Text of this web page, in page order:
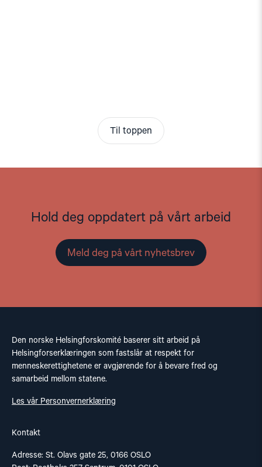
Til toppen
Hold deg oppdatert på vårt arbeid
Meld deg på vårt nyhetsbrev
Den norske Helsingforskomité baserer sitt arbeid på
Helsingforserklæringen som fastslår at respekt for
menneskerettighetene er avgjørende for å bevare fred og
samarbeid mellom statene.
Les vår Personvernerklæring
Kontakt
Adresse: St. Olavs gate 25, 0166 OSLO